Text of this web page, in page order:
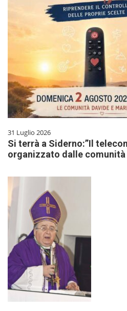
31 Luglio 2026
Si terrà a Siderno:”Il
organizzato dalle comunità